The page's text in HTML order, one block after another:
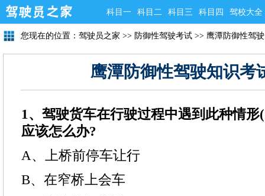
科目一 科目二 科目三 科目四 驾校大全
您现在的位置： 驾驶员之家 >> 防御性驾驶考试 >> 鹰潭防御性驾
鹰潭防御性驾驶知识考
1、驾驶货车在行驶过程中遇到此种情
应该怎么办?
A、上桥前停车让行
B、在窄桥上会车